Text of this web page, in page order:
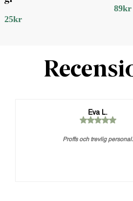
25kr
89kr
Eva L.
Proffs och trevlig personal.